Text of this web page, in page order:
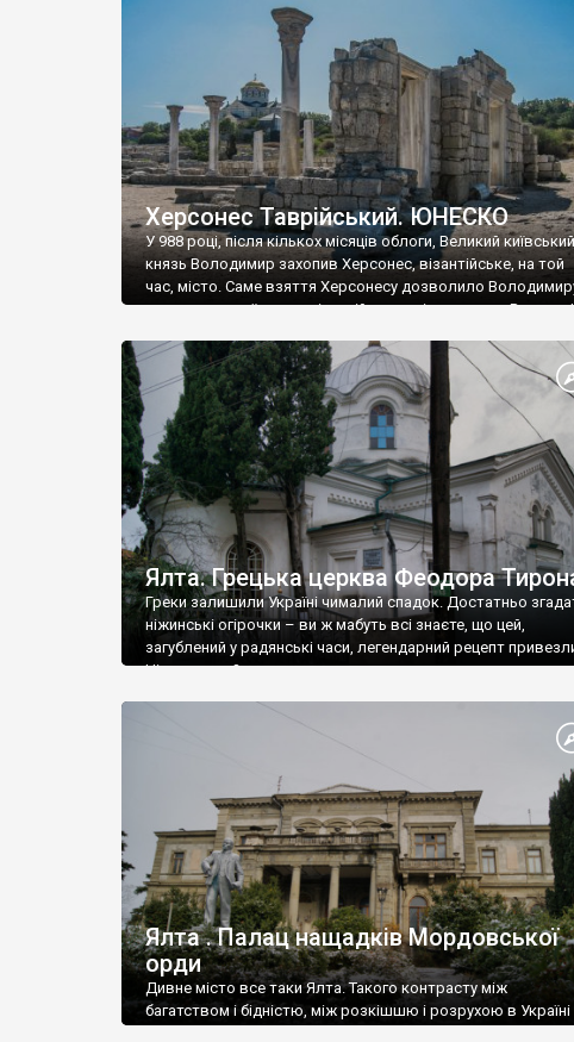
візантійської доби. Раритети викрадені з фондів об’єкту
культурної спадщини ЮНЕСКО «Херсонеса Таврійського».
Офіційно – на виставку «Золото Візантії», але експерти та
влада в Україні вважають це лише […]
Херсонес Таврійський. ЮНЕСКО
У 988 році, після кількох місяців облоги, Великий київський
князь Володимир захопив Херсонес, візантійське, на той
час, місто. Саме взяття Херсонесу дозволило
диктувати свої умови візантійському імператору Василю
Херсонесі Володимир-язичник, став Василем-
християнином. А потім було Хрещення Русі. На честь
Херсонесу Таврійського названо місто […]
Ялта. Грецька церква Феодора
Греки залишили Україні чималий спадок. Достатньо
ніжинські огірочки – ви ж мабуть всі знаєте, що цей,
загублений у радянські часи, легендарний рецепт
Ніжин греки?
Ялта . Палац нащадків Мордовської
орди
Дивне місто все таки Ялта. Такого контрасту між
багатством і бідністю, між розкішшю і розрухою в Україні